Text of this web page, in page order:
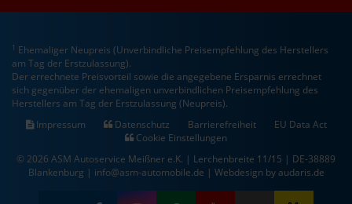
1 Ehemaliger Neupreis (Unverbindliche Preisempfehlung des Herstellers
am Tag der Erstzulassung).
Der errechnete Preisvorteil sowie die angegebene Ersparnis errechnet
sich gegenüber der ehemaligen unverbindlichen Preisempfehlung des
Herstellers am Tag der Erstzulassung (Neupreis).
Impressum
Datenschutz Barrierefreiheit
EU Data Act
Cookie Einstellungen
© 2026 ASM Autoservice Meißner e.K. | Lerchenbreite 11/15 | DE-38889
Blankenburg | info@asm-automobile.de | Webdesign by audaris.de